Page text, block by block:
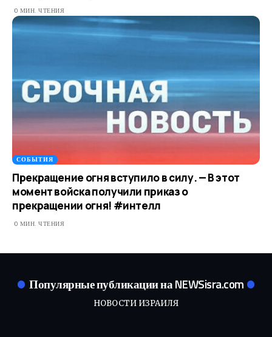
0 МИН. ЧТЕНИЯ
СОБЫТИЯ
Прекращение огня вступило в силу. — В этот
момент войска получили приказ о
прекращении огня! #интелл
0 МИН. ЧТЕНИЯ
Популярные публикации на NEWSisra.com
НОВОСТИ ИЗРАИЛЯ